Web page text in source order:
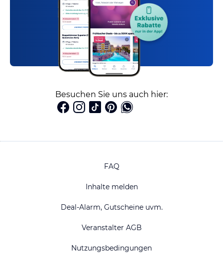
Besuchen Sie uns auch hier:
FAQ
Inhalte melden
Deal-Alarm, Gutscheine uvm.
Veranstalter AGB
Nutzungsbedingungen